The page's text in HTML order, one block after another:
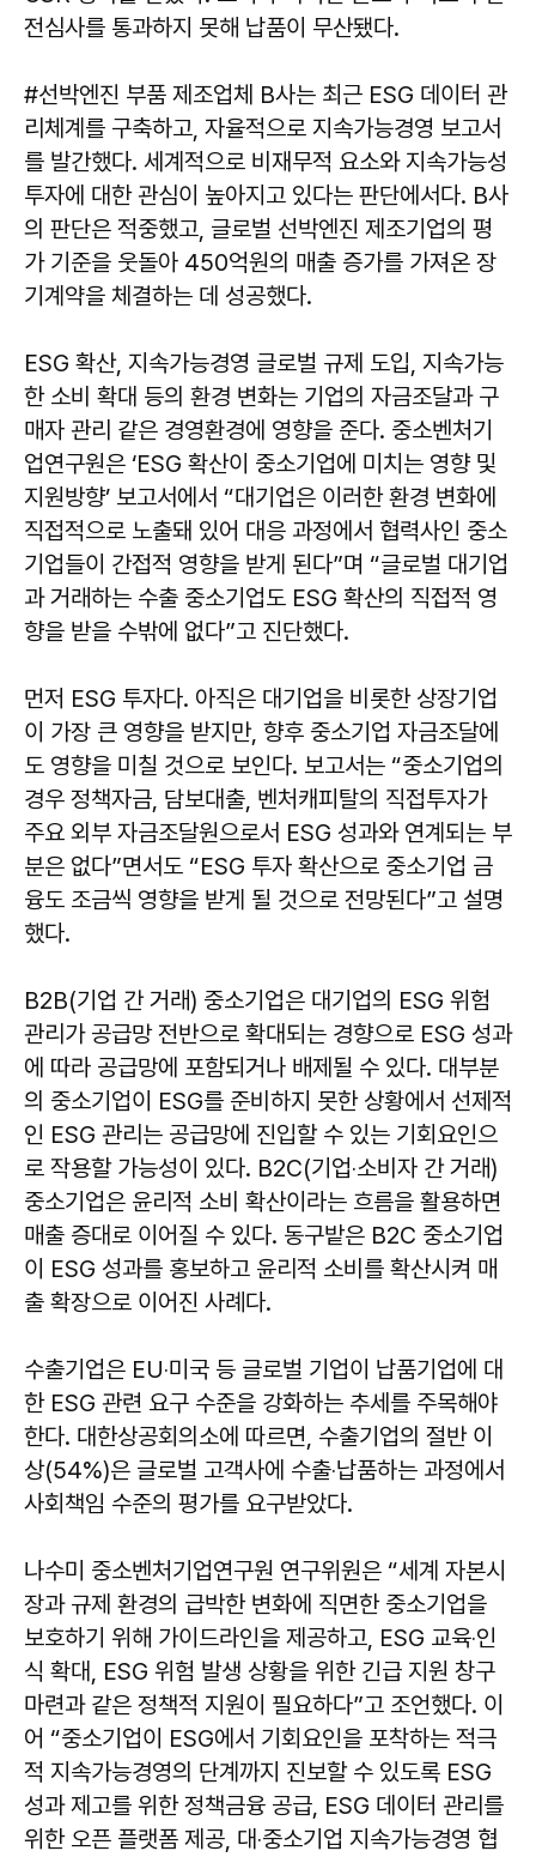
전심사를 통과하지 못해 납품이 무산됐다.
#선박엔진 부품 제조업체 B사는 최근 ESG 데이터 관
리체계를 구축하고, 자율적으로 지속가능경영 보고서
를 발간했다. 세계적으로 비재무적 요소와 지속가능성
투자에 대한 관심이 높아지고 있다는 판단에서다. B사
의 판단은 적중했고, 글로벌 선박엔진 제조기업의 평
가 기준을 웃돌아 450억원의 매출 증가를 가져온 장
기계약을 체결하는 데 성공했다.
ESG 확산, 지속가능경영 글로벌 규제 도입, 지속가능
한 소비 확대 등의 환경 변화는 기업의 자금조달과 구
매자 관리 같은 경영환경에 영향을 준다. 중소벤처기
업연구원은 ‘ESG 확산이 중소기업에 미치는 영향 및
지원방향’ 보고서에서 “대기업은 이러한 환경 변화에
직접적으로 노출돼 있어 대응 과정에서 협력사인 중소
기업들이 간접적 영향을 받게 된다”며 “글로벌 대기업
과 거래하는 수출 중소기업도 ESG 확산의 직접적 영
향을 받을 수밖에 없다”고 진단했다.
먼저 ESG 투자다. 아직은 대기업을 비롯한 상장기업
이 가장 큰 영향을 받지만, 향후 중소기업 자금조달에
도 영향을 미칠 것으로 보인다. 보고서는 “중소기업의
경우 정책자금, 담보대출, 벤처캐피탈의 직접투자가
주요 외부 자금조달원으로서 ESG 성과와 연계되는 부
분은 없다”면서도 “ESG 투자 확산으로 중소기업 금
융도 조금씩 영향을 받게 될 것으로 전망된다”고 설명
했다.
B2B(기업 간 거래) 중소기업은 대기업의 ESG 위험
관리가 공급망 전반으로 확대되는 경향으로 ESG 성과
에 따라 공급망에 포함되거나 배제될 수 있다. 대부분
의 중소기업이 ESG를 준비하지 못한 상황에서 선제적
인 ESG 관리는 공급망에 진입할 수 있는 기회요인으
로 작용할 가능성이 있다. B2C(기업‧소비자 간 거래)
중소기업은 윤리적 소비 확산이라는 흐름을 활용하면
매출 증대로 이어질 수 있다. 동구밭은 B2C 중소기업
이 ESG 성과를 홍보하고 윤리적 소비를 확산시켜 매
출 확장으로 이어진 사례다.
수출기업은 EU‧미국 등 글로벌 기업이 납품기업에 대
한 ESG 관련 요구 수준을 강화하는 추세를 주목해야
한다. 대한상공회의소에 따르면, 수출기업의 절반 이
상(54%)은 글로벌 고객사에 수출‧납품하는 과정에서
사회책임 수준의 평가를 요구받았다.
나수미 중소벤처기업연구원 연구위원은 “세계 자본시
장과 규제 환경의 급박한 변화에 직면한 중소기업을
보호하기 위해 가이드라인을 제공하고, ESG 교육‧인
식 확대, ESG 위험 발생 상황을 위한 긴급 지원 창구
마련과 같은 정책적 지원이 필요하다”고 조언했다. 이
어 “중소기업이 ESG에서 기회요인을 포착하는 적극
적 지속가능경영의 단계까지 진보할 수 있도록 ESG
성과 제고를 위한 정책금융 공급, ESG 데이터 관리를
위한 오픈 플랫폼 제공, 대‧중소기업 지속가능경영 협